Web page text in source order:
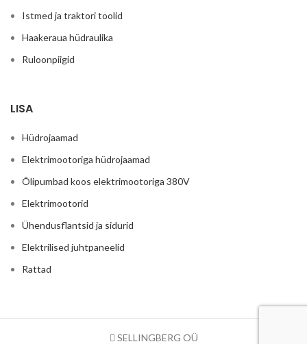
Istmed ja traktori toolid
Haakeraua hüdraulika
Ruloonpiigid
LISA
Hüdrojaamad
Elektrimootoriga hüdrojaamad
Õlipumbad koos elektrimootoriga 380V
Elektrimootorid
Ühendusflantsid ja sidurid
Elektrilised juhtpaneelid
Rattad
SELLINGBERG OÜ